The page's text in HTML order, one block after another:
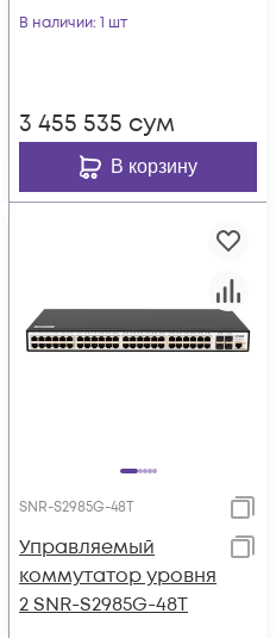
В наличии: 1 шт
3 455 535 сум
В корзину
SNR-S2985G-48T
Управляемый
коммутатор уровня
2 SNR-S2985G-48T